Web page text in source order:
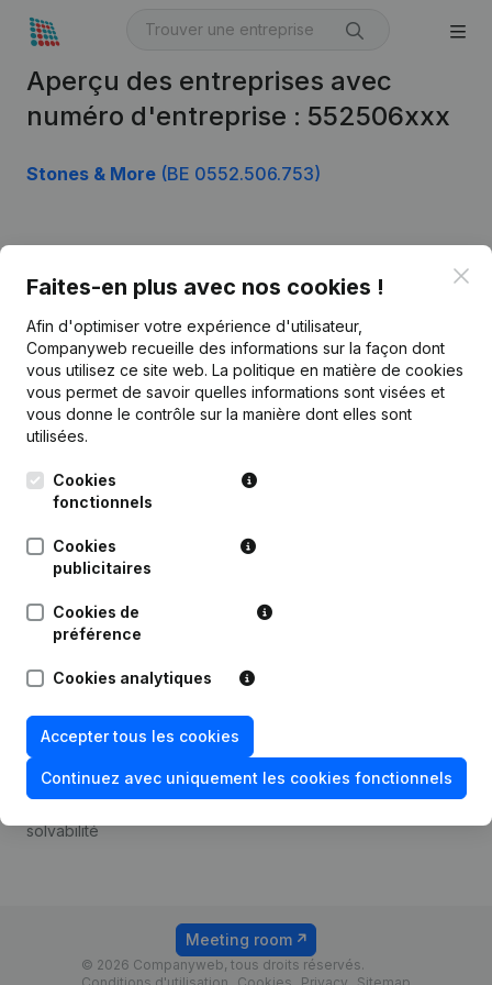
Aperçu des entreprises avec
numéro d'entreprise : 552506xxx
Stones & More (BE 0552.506.753)
Faites-en plus avec nos cookies !
Afin d'optimiser votre expérience d'utilisateur,
Companyweb recueille des informations sur la façon dont
vous utilisez ce site web. La politique en matière de cookies
vous permet de savoir quelles informations sont visées et
vous donne le contrôle sur la manière dont elles sont
utilisées.
Cookies
fonctionnels
Cookies
publicitaires
Cookies de
préférence
Cookies analytiques
Accepter tous les cookies
Continuez avec uniquement les cookies fonctionnels
Français
Kantorenpark Everest
Leuvensesteenweg
1800 Vilvoorde
Informations d’entreprise
Monitoring
Recherche internationale
Prospection
Compliance et prévention
de la fraude
Consulter des comptes
Recherche de numéro de
TVA
solvabilité
Tarifs
© 2026 Companyweb, tous droits réservés.
Meeting room